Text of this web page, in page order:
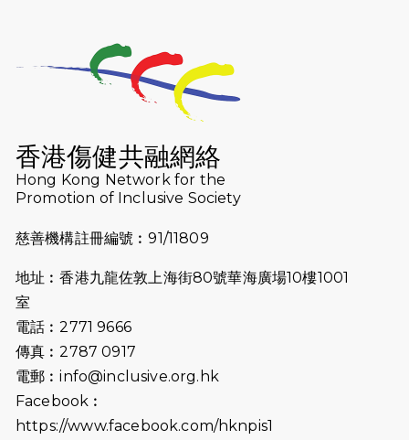
2026-07-23
猛龍長跑隊恆常練習 - 7月23日
（19:00開始）
猛龍長跑隊恆常練習 - 7月16日
2026-07-10
【猛龍戈壁118公里分享暨香港傷健共
融網絡15周年晚宴】
2026-07-09
猛龍長跑隊恆常練習 - 7月9日（19:00
2026-07-02
2026-06-25
（19:00開始）
2026-06-18
猛龍長跑隊恆常練習 - 6月18日
香港傷健共融網絡
Hong Kong Network for the
Promotion of Inclusive Society
慈善機構註冊編號︰91/11809
地址︰香港九龍佐敦上海街80號華海廣場10樓1001
室
電話︰2771 9666
傳真︰2787 0917
電郵︰info@inclusive.org.hk
Facebook︰
https://www.facebook.com/hknpis1